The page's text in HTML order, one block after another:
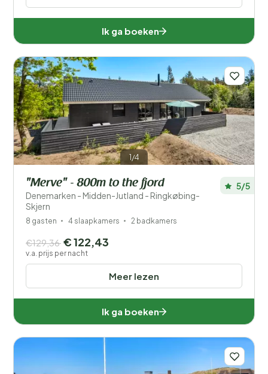
Ik ga boeken
1/4
"Merve" - 800m to the fjord
Denemarken - Midden-Jutland - Ringkøbing-
Skjern
5/5
8 gasten 4 slaapkamers 2 badkamers
Meer lezen
€129,36 € 122,43
v.a. prijs per nacht
Ik ga boeken